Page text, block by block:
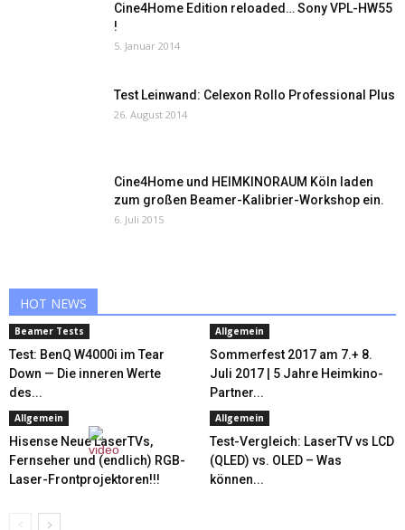
Cine4Home Edition reloaded… Sony VPL-HW55
!
5. Januar 2014
Test Leinwand: Celexon Rollo Professional Plus
26. August 2014
Cine4Home und HEIMKINORAUM Köln laden
zum großen Beamer-Kalibrier-Workshop ein.
6. Juli 2015
HOT NEWS
Beamer Tests
Test: BenQ W4000i im Tear
Down — Die inneren Werte
des...
Allgemein
Sommerfest 2017 am 7.+ 8.
Juli 2017 | 5 Jahre Heimkino-
Partner...
Allgemein
Hisense Neue LaserTVs,
Fernseher und (endlich) RGB-
Laser-Frontprojektoren!!!
Allgemein
Test-Vergleich: LaserTV vs LCD
(QLED) vs. OLED – Was
können...